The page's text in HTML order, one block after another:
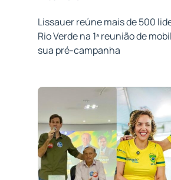
Lissauer reúne mais de 500
Rio Verde na 1ª reunião de
sua pré-campanha